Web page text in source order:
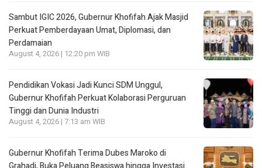
Sambut IGIC 2026, Gubernur Khofifah Ajak Masjid
Perkuat Pemberdayaan Umat, Diplomasi, dan
Perdamaian
August 4, 2026 | 12:20 pm WIB
Pendidikan Vokasi Jadi Kunci SDM Unggul,
Gubernur Khofifah Perkuat Kolaborasi Perguruan
Tinggi dan Dunia Industri
August 4, 2026 | 7:13 am WIB
Gubernur Khofifah Terima Dubes Maroko di